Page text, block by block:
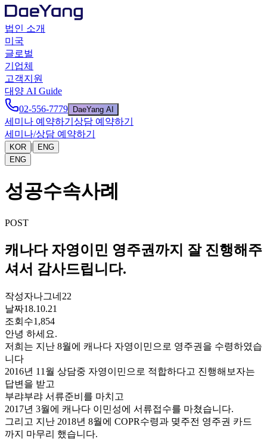
법인 소개
미국
글로벌
기업체
고객지원
대양 AI Guide
02-556-7779
DaeYang AI
세미나 예약하기 상담 예약하기
세미나/상담 예약하기
KOR |
ENG
ENG
성공수속사례
POST
캐나다 자영이민 영주권까지 잘 진행해주
셔서 감사드립니다.
작성자나그네22
날짜18.10.21
조회수1,854
안녕 하세요.
저희는 지난 8월에 캐나다 자영이민으로 영주권을 수령하였습
니다
2016년 11월 상담중 자영이민으로 적합하다고 진행해보자는
답변을 받고
부랴부랴 서류준비를 마치고
2017년 3월에 캐나다 이민성에 서류접수를 마쳤습니다.
그리고 지난 2018년 8월에 COPR수령과 몆주전 영주권 카드
까지 마무리 했습니다.